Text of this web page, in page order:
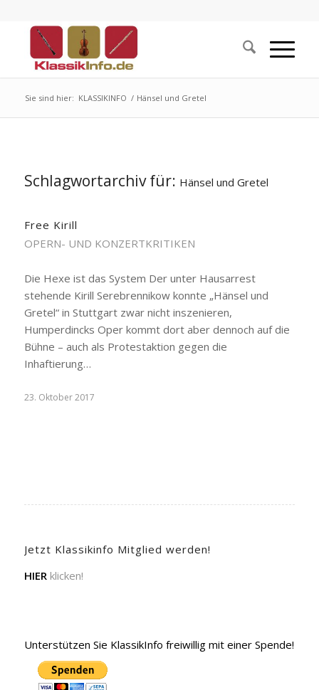
Sie sind hier: KLASSIKINFO / Hänsel und Gretel
Schlagwortarchiv für: Hänsel und Gretel
Free Kirill
OPERN- UND KONZERTKRITIKEN
Die Hexe ist das System Der unter Hausarrest
stehende Kirill Serebrennikow konnte „Hänsel und
Gretel“ in Stuttgart zwar nicht inszenieren,
Humperdincks Oper kommt dort aber dennoch auf die
Bühne – auch als Protestaktion gegen die
Inhaftierung…
23. Oktober 2017
Jetzt Klassikinfo Mitglied werden!
HIER klicken!
Unterstützen Sie KlassikInfo freiwillig mit einer Spende!